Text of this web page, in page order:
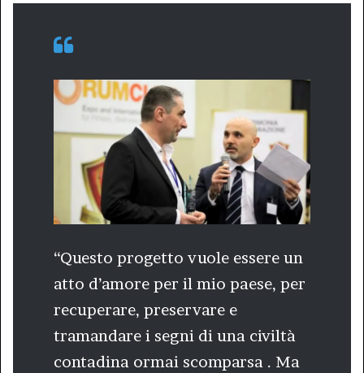
“Questo progetto vuole essere un
atto d’amore per il mio paese, per
recuperare, preservare e
tramandare i segni di una civiltà
contadina ormai scomparsa . Ma